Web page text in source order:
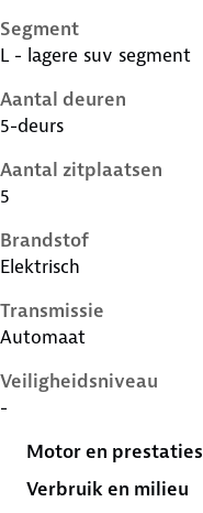
Segment
L - lagere suv segment
Aantal deuren
5-deurs
Aantal zitplaatsen
5
Brandstof
Elektrisch
Transmissie
Automaat
Veiligheidsniveau
-
Motor en prestaties
Verbruik en milieu